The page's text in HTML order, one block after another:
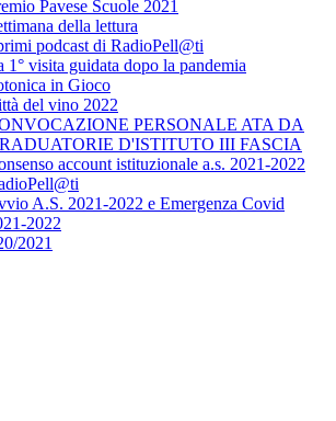
Pavese Scuole 2021
della lettura
podcast di RadioPell@ti
1° visita guidata dopo la pandemia
in Gioco
del vino 2022
PERSONALE ATA DA
D'ISTITUTO III FASCIA
account istituzionale a.s. 2021-2022
A.S. 2021-2022 e Emergenza Covid
2022
2021